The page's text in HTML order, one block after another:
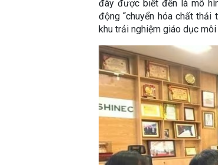
đây được biết đến là mô
động “chuyển hóa chất thải
khu trải nghiệm giáo dục